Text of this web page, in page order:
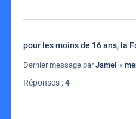
pour les moins de 16 ans, la
Dernier message parJamel «
Réponses :4